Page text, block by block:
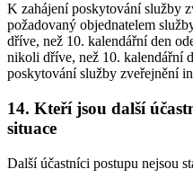
K zahájení poskytování služby
požadovaný objednatelem
dříve, než 10. kalendářní den
nikoli dříve, než 10. kalendářní
poskytování služby zveřejnění
14. Kteří jsou další
situace
Další účastníci postupu nejsou